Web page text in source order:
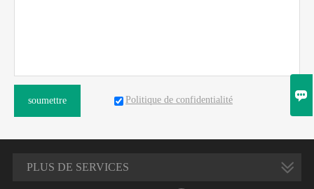
soumettre Politique de confidentialité
PLUS DE SERVICES
